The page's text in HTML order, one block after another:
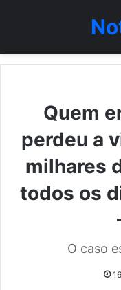
Quem
perdeu a
milhares
todos os
O caso